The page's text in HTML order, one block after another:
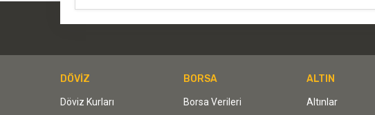
DÖVİZ
Döviz Kurları
BORSA
Borsa Verileri
ALTIN
Altınlar